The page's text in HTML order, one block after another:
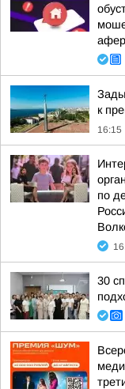
к
16:15
по
30